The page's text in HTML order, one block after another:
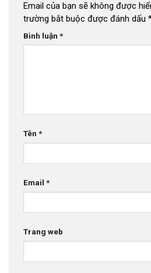
Email của bạn sẽ không được
trường bắt buộc được đánh dấu
Bình luận *
Tên *
Email *
Trang web